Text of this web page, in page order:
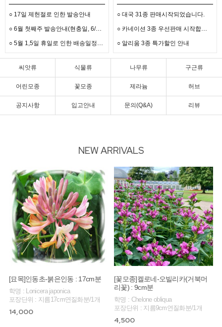
○ 17일 제헌절로 인한 발송안내
○
6월 첫째주 발송안내(현충일, 6/3선거)
○
5월 1,5일 휴일로 인한 배송일정안내입니다.
○ 대국 31종 판매시작되었습니다.
○
카네이션 3종 우선판매 시작합니다.
○ 알리움 3종 특가할인 안내
씨앗류 식물류 나무류 구근류
어린모종 꽃모종 제라늄 허브
공지사항 입고안내 문의(Q&A) 리뷰
NEW ARRIVALS
[묘목]인동초-붉은인동 : 17cm분
학명 : Lonicera japonica
포장단위 : 지름17cm연질화분/1개
14,000
[꽃모종]켈로네-오빌리카(거북머
리꽃) : 9cm분
학명 : Chelone obliqua
포장단위 : 지름9cm연질화분/1개
4,500